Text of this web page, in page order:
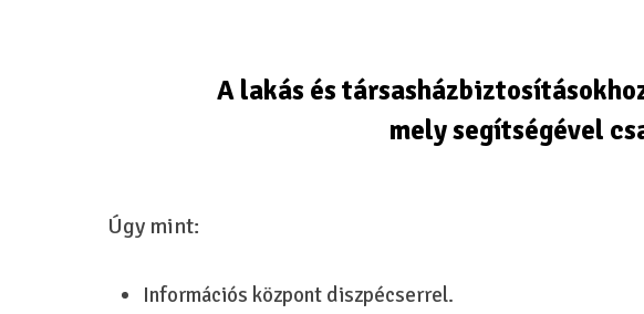
A lakás és
mely segítségével
Úgy mint:
Információs központ diszpécserrel.